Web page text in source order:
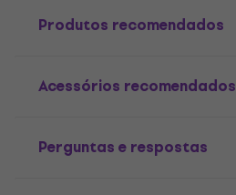
Produtos recomendados
Acessórios recomendados
Perguntas e respostas